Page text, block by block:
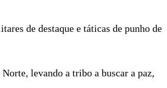
de destaque e táticas de punho de
levando a tribo a buscar a paz,